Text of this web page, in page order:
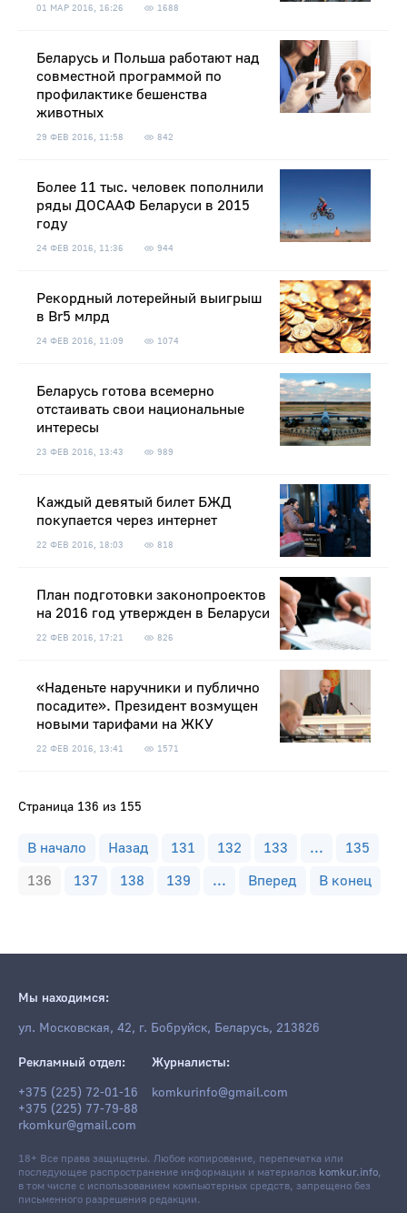
01 МАР 2016, 16:26 1688
Беларусь и Польша работают над
совместной программой по
профилактике бешенства
животных
29 ФЕВ 2016, 11:58 842
Более 11 тыс. человек пополнили
ряды ДОСААФ Беларуси в 2015
году
24 ФЕВ 2016, 11:36 944
Рекордный лотерейный выигрыш
в Br5 млрд
24 ФЕВ 2016, 11:09 1074
Беларусь готова всемерно
отстаивать свои национальные
интересы
23 ФЕВ 2016, 13:43 989
Каждый девятый билет БЖД
покупается через интернет
22 ФЕВ 2016, 18:03 818
План подготовки законопроектов
на 2016 год утвержден в Беларуси
22 ФЕВ 2016, 17:21 826
«Наденьте наручники и публично
посадите». Президент возмущен
новыми тарифами на ЖКУ
22 ФЕВ 2016, 13:41 1571
Страница 136 из 155
В начало Назад 131 132 133 ...
135
136
137 138 139 ... Вперед В конец
Мы находимся:
ул. Московская, 42, г. Бобруйск, Беларусь, 213826
Рекламный отдел:
+375 (225) 72-01-16
+375 (225) 77-79-88
rkomkur@gmail.com
Журналисты:
komkurinfo@gmail.com
18+ Все права защищены. Любое копирование, перепечатка или
последующее распространение информации и материалов komkur.info,
в том числе с использованием компьютерных средств, запрещено без
письменного разрешения редакции.